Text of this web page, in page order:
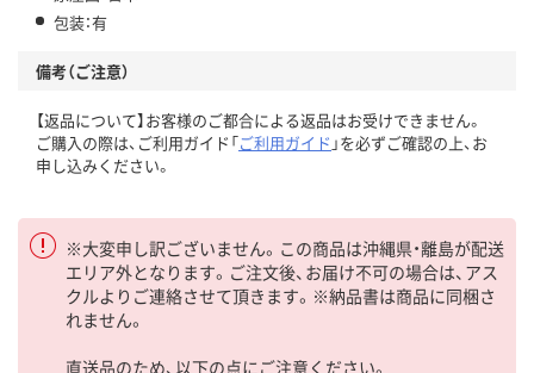
包装：有
備考（ご注意）
【返品について】お客様のご都合による返品はお受けできません。
ご購入の際は、ご利用ガイド「ご利用ガイド 」を必ずご確認の上、お
申し込みください。
※大変申し訳ございません。この商品は沖縄県・離島が配送
エリア外となります。ご注文後、お届け不可の場合は、アス
クルよりご連絡させて頂きます。※納品書は商品に同梱さ
れません。
直送品のため、以下の点にご注意ください。